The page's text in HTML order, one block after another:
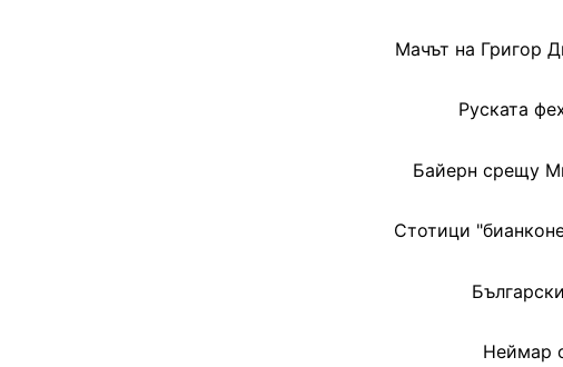
Мачът на Григор
Руската
Байерн срещу
Стотици
Неймар